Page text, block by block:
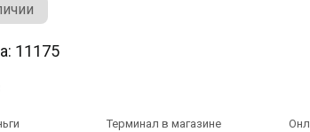
11175
Терминал в магазине